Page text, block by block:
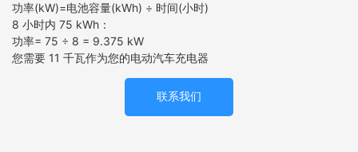
功率(kW)=电池容量(kWh) ÷ 时间(小时)
8 小时内 75 kWh：
功率= 75 ÷ 8​ = 9.375 kW
您需要 11 千瓦作为您的电动汽车充电器
联系我们